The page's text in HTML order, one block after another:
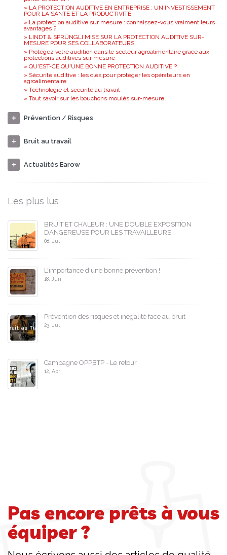
» LA PROTECTION AUDITIVE EN ENTREPRISE : UN INVESTISSEMENT
POUR LA SANTE ET LA PRODUCTIVITE
» La protection auditive sur mesure : connaissez-vous vraiment leurs
avantages ?
» LINDT & SPRÜNGLI MISE SUR LA PROTECTION AUDITIVE SUR-
MESURE POUR SES COLLABORATEURS
» Protégez votre audition dans le secteur agroalimentaire grâce aux
protections auditives sur mesure
» QU'EST-CE QU'UNE BONNE PROTECTION AUDITIVE ?
» Sécurité auditive : les clés pour protéger les opérateurs en
agroalimentaire
» Technologie et sécurité au travail
» Tout savoir sur les bouchons moulés sur-mesure.
Prévention / Risques
Bruit au travail
Actualités Earow
Les plus lus
BRUIT ET CHALEUR : UNE DOUBLE EXPOSITION
DANGEREUSE POUR LES TRAVAILLEURS
08, Jul
L'importance d'une bonne prévention !
18, Jun
Prévention des risques et inégalité face au bruit
23, Jul
Campagne OPPBTP - Le retour
12, Apr
Pas encore prêts à vous
équiper ?